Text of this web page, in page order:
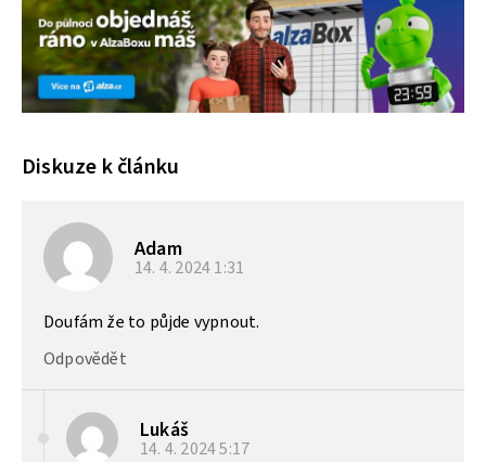
Diskuze k článku
Adam
14. 4. 20241:31
Doufám že to půjde vypnout.
Odpovědět
Lukáš
14. 4. 20245:17